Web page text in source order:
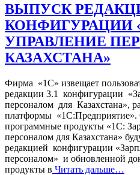
ВЫПУСК
КОНФИГУРАЦИИ
УПРАВЛЕНИЕ
КАЗАХСТАНА»
Фирма «1С» извещает
редакции 3.1 конфигурации
персоналом для Казахстана»,
платформы «1С:Предприятие».
программные продукты «1С:
персоналом для Казахстана»
редакцией конфигурации
персоналом» и обновленной
продукты в Читать дальше…